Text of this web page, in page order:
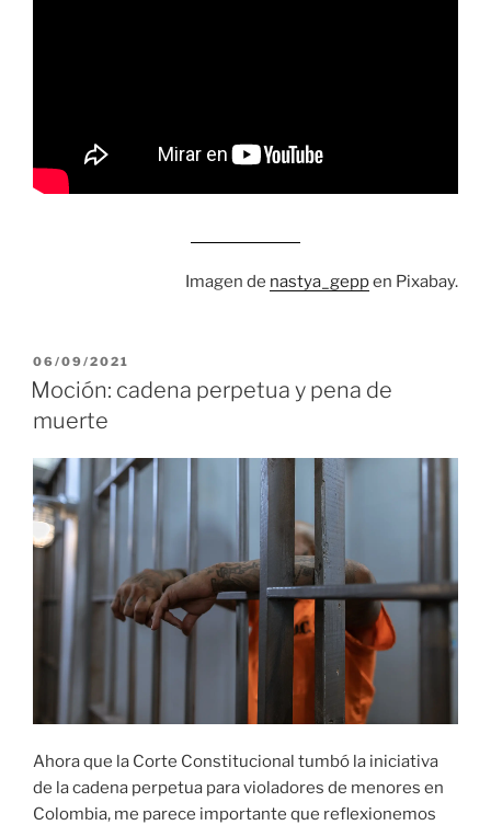
Imagen de nastya_geppen Pixabay.
PUBLICADO
EL
06/09/2021
Moción: cadena perpetua y pena de
muerte
Ahora que la Corte Constitucional tumbó la iniciativa
de la cadena perpetua para violadores de menores en
Colombia, me parece importante que reflexionemos